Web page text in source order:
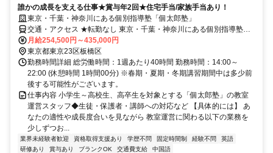
誰かの成長を支える仕事★賞与年2回★住宅手当/家族手当あり！
東京・千葉・神奈川にある個別指導塾「個太郎塾」
交通・アクセス ★転勤なし 東京・千葉・神奈川にある個別指導塾
「個太郎塾」
月給254,500円～435,000円
東京都東京23区板橋区
勤務時間詳細 総労働時間：1週あたり40時間 勤務時間：14:00～
22:00 (休憩時間 1時間00分) ※春期・夏期・冬期講習期間中は多少前
後する可能性がございます。
仕事内容 小学生～高校生、高卒生を対象とする「個太郎塾」の教室
運営スタッフ◆生徒・保護者・講師への対応など 【具体的には】 あ
なたの適性や成長度合いを見ながら 教室運営に関わる以下の業務を
少しずつお...
業界未経験者歓迎 資格取得支援あり 学歴不問 固定時間制 経験不問
英語
研修あり
賞与あり ブランクOK 交通費支給 中国語